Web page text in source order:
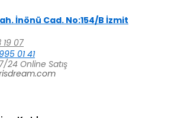
İnönü Cad. No:154/B İzmit
07
01 41
7/24 Online Satış